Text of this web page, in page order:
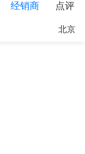
经销商 点评
北京